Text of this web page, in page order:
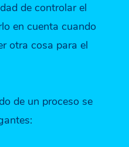
de controlar el
en cuenta cuando
otra cosa para el
de un proceso se